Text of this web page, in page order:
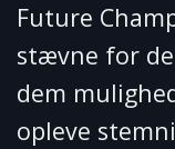
Future
stævne for
dem
opleve